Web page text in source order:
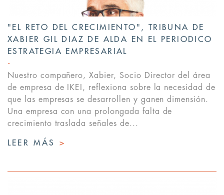
"EL RETO DEL CRECIMIENTO", TRIBUNA DE
XABIER GIL DIAZ DE ALDA EN EL PERIODICO
ESTRATEGIA EMPRESARIAL
Nuestro compañero, Xabier, Socio Director del área
de empresa de IKEI, reflexiona sobre la necesidad de
que las empresas se desarrollen y ganen dimensión.
Una empresa con una prolongada falta de
crecimiento traslada señales de...
LEER MÁS >